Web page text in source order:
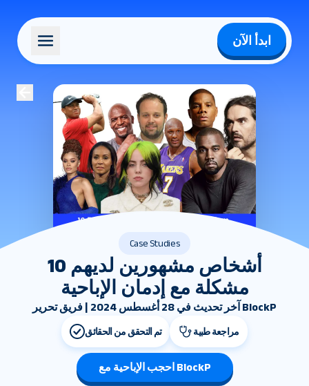
ابدأ الآن
Case Studies
10 أشخاص مشهورين لديهم
مشكلة مع إدمان الإباحية
آخر تحديث في 28 أغسطس 2024 | فريق تحرير BlockP
تم التحقق من الحقائق مراجعة طبية
احجب الإباحية مع BlockP